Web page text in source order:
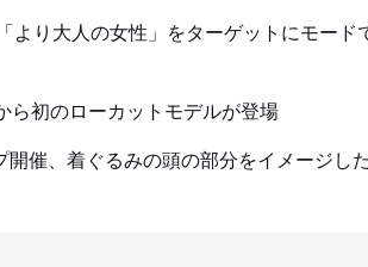
より大人の女性」をターゲットにモード
ら初のローカットモデルが登場
開催、着ぐるみの頭の部分をイメージし